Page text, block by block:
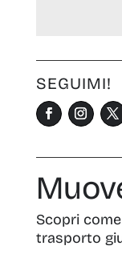
SEGUIMI!
Scopri
trasporto